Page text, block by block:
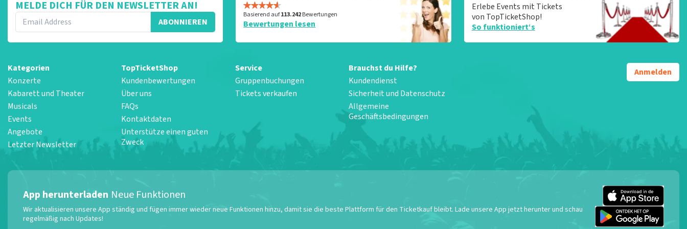
MELDE DICH FÜR DEN NEWSLETTER AN!
ABONNIEREN
Basierend auf113.242Bewertungen
Bewertungen lesen
Erlebe Events mit Tickets
von TopTicketShop!
So funktioniert‘s
Kategorien
Konzerte
Kabarett und Theater
Musicals
Events
Angebote
Letzter Newsletter
TopTicketShop
Kundenbewertungen
Über uns
FAQs
Kontaktdaten
Unterstütze einen guten
Zweck
Service
Gruppenbuchungen
Tickets verkaufen
Brauchst du Hilfe?
Kundendienst
Sicherheit und Datenschutz
Allgemeine
Geschäftsbedingungen
Anmelden
App herunterladen Neue Funktionen
Wir aktualisieren unsere App ständig und fügen immer wieder neue Funktionen hinzu, damit sie die beste Plattform für den Ticketkauf bleibt. Lade unsere App jetzt herunter und schau
regelmäßig nach Updates!